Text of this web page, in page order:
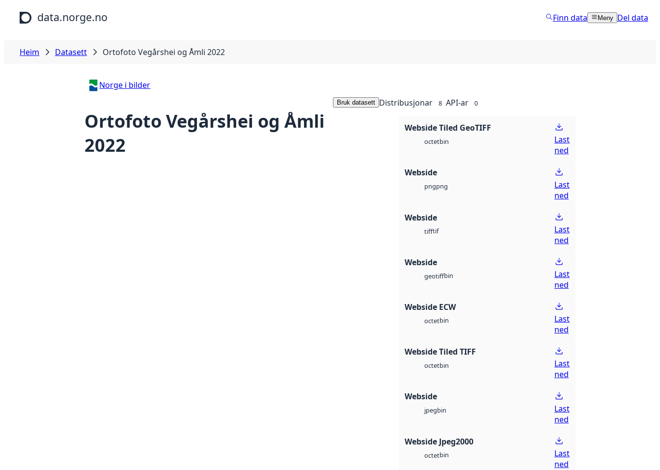
Hopp til hovudinnhald
data.norge.no Finn data Meny Del data
Heim Datasett Ortofoto Vegårshei og Åmli 2022
Norge i bilder
Ortofoto Vegårshei og Åmli
2022
Bruk datasett Distribusjonar 8 API-ar 0
Webside Tiled GeoTIFF
octetbin
Last
ned
Webside
pngpng
Last
ned
Webside
tifftif
Last
ned
Webside
geotiffbin
Last
ned
Webside ECW
octetbin
Last
ned
Webside Tiled TIFF
octetbin
Last
ned
Webside
jpegbin
Last
ned
Webside Jpeg2000
octetbin
Last
ned